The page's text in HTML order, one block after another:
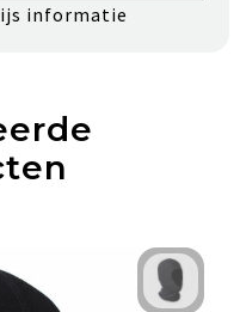
informatie